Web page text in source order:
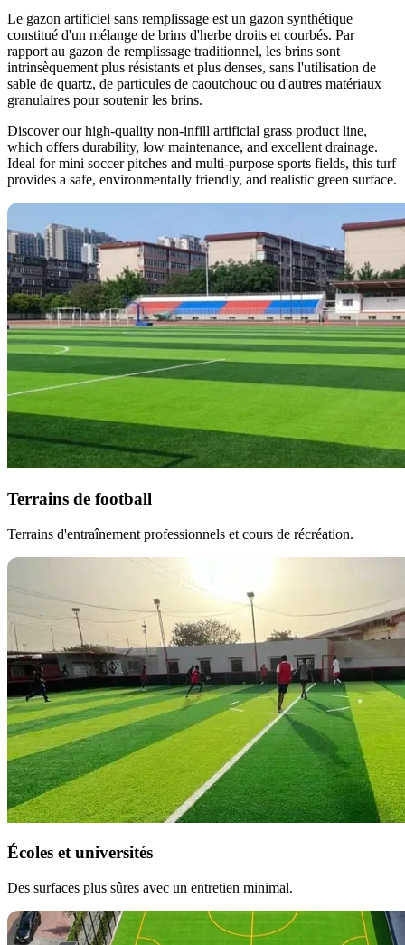
Le gazon artificiel sans remplissage est un gazon synthétique
constitué d'un mélange de brins d'herbe droits et courbés. Par
rapport au gazon de remplissage traditionnel, les brins sont
intrinsèquement plus résistants et plus denses, sans l'utilisation de
sable de quartz, de particules de caoutchouc ou d'autres matériaux
granulaires pour soutenir les brins.
Discover our high-quality non-infill artificial grass product line,
which offers durability, low maintenance, and excellent drainage.
Ideal for mini soccer pitches and multi-purpose sports fields, this turf
provides a safe, environmentally friendly, and realistic green surface.
Terrains de football
Terrains d'entraînement professionnels et cours de récréation.
Écoles et universités
Des surfaces plus sûres avec un entretien minimal.